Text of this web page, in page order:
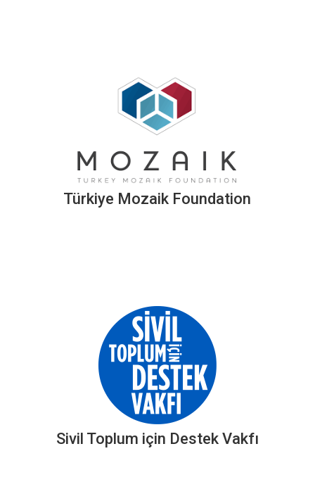
Türkiye Mozaik Foundation
Sivil Toplum için Destek Vakfı